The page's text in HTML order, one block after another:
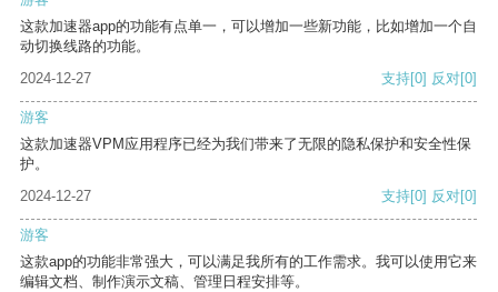
这款加速器app的功能有点单一，可以增加一些新功能，比如增加一个自
动切换线路的功能。
2024-12-27
支持[0] 反对[0]
游客
这款加速器VPM应用程序已经为我们带来了无限的隐私保护和安全性保
护。
2024-12-27
支持[0] 反对[0]
游客
这款app的功能非常强大，可以满足我所有的工作需求。我可以使用它来
编辑文档、制作演示文稿、管理日程安排等。